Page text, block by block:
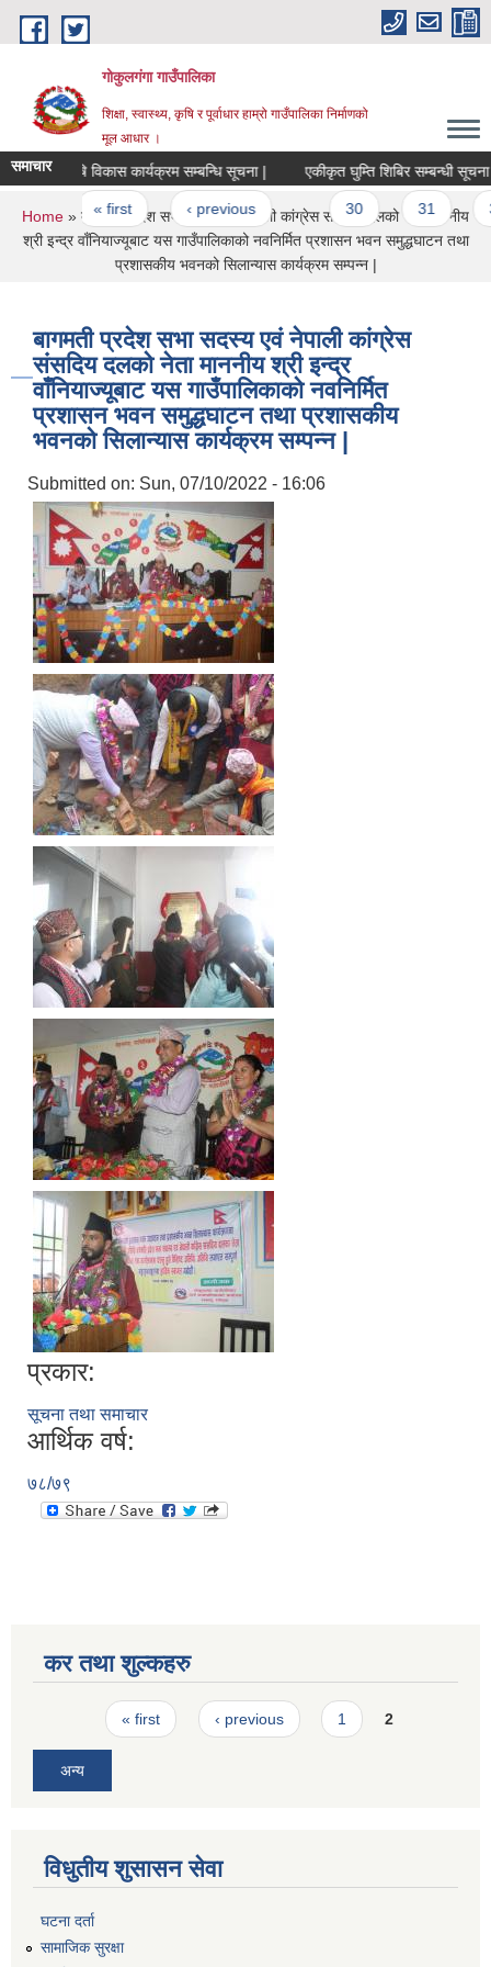
Skip to main content
गोकुलगंगा गाउँपालिका
शिक्षा, स्वास्थ्य, कृषि र पूर्वाधार हाम्रो गाउँपालिका निर्माणको
मूल आधार ।
समाचारकृषि विकास कार्यक्रम सम्बन्धि सूचना | एकीकृत घुम्ति शिबिर सम्बन्धी सूचना |
Pages
« first ‹ previous … 30 31
You are here
Home » बागमती प्रदेश सभा सदस्य एवं नेपाली कांग्रेस संसदिय दलको नेता माननीय
श्री इन्द्र वाँनियाज्यूबाट यस गाउँपालिकाको नवनिर्मित प्रशासन भवन समुद्धघाटन तथा
प्रशासकीय भवनको सिलान्यास कार्यक्रम सम्पन्न |
बागमती प्रदेश सभा सदस्य एवं नेपाली कांग्रेस
संसदिय दलको नेता माननीय श्री इन्द्र
वाँनियाज्यूबाट यस गाउँपालिकाको नवनिर्मित
प्रशासन भवन समुद्धघाटन तथा प्रशासकीय
भवनको सिलान्यास कार्यक्रम सम्पन्न |
Submitted on: Sun, 07/10/2022 - 16:06
प्रकार:
सूचना तथा समाचार
आर्थिक वर्ष:
७८/७९
कर तथा शुल्कहरु
Pages« first ‹ previous 1 2
अन्य
विधुतीय शुसासन सेवा
घटना दर्ता
सामाजिक सुरक्षा